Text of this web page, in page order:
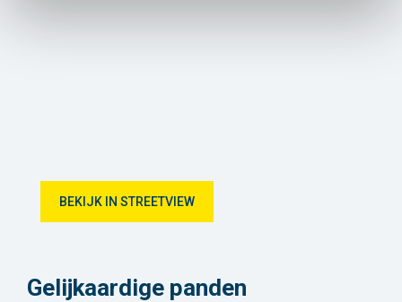
BEKIJK IN STREETVIEW
Gelijkaardige panden